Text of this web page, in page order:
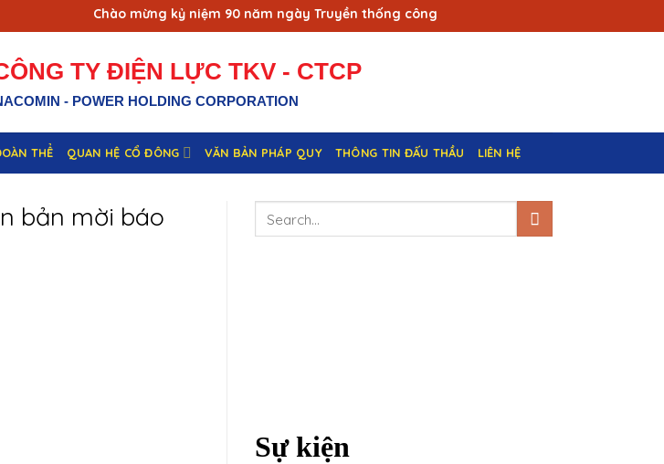
Chào mừng kỷ niệm 90 năm ngày Truyền thống công nhân Vùng mỏ - Truyền thống ngành
TY ĐIỆN LỰC TKV - CTCP
- POWER HOLDING CORPORATION
THỂ QUAN HỆ CỔ ĐÔNG VĂN BẢN PHÁP QUY THÔNG TIN ĐẤU THẦU LIÊN HỆ
bản mời báo
Sự kiện